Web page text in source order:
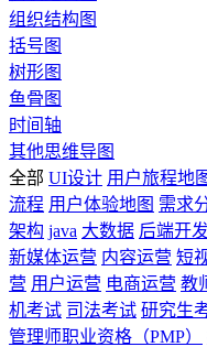
组织结构图
括号图
树形图
鱼骨图
时间轴
其他思维导图
全部 UI设计 用户旅程地
流程 用户体验地图 需求
架构 java 大数据 后端开发
新媒体运营 内容运营 短
营 用户运营 电商运营 教
机考试 司法考试 研究生
管理师职业资格（PMP）